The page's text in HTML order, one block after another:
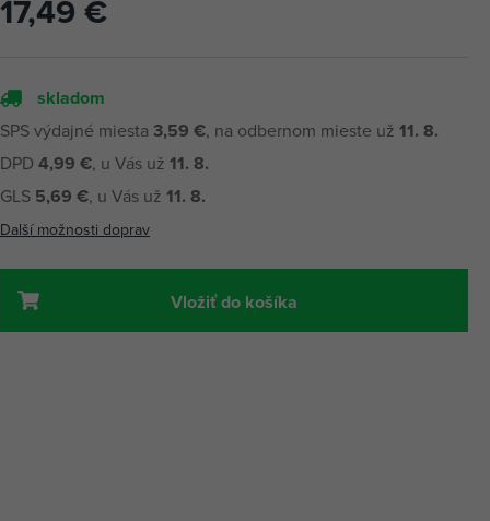
17,49 €
skladom
SPS výdajné miesta 3,59 €, na odbernom mieste už 11. 8.
DPD 4,99 €, u Vás už 11. 8.
GLS 5,69 €, u Vás už 11. 8.
Další možnosti doprav
Vložiť do košíka